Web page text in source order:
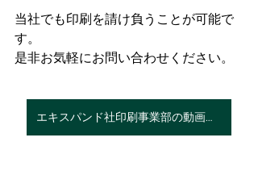
当社でも印刷を請け負うことが可能で
す。
是非お気軽にお問い合わせください。
エキスパンド社印刷事業部の動画を見る